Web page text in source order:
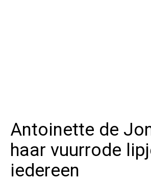
Antoinette de
haar vuurrode
iedereen